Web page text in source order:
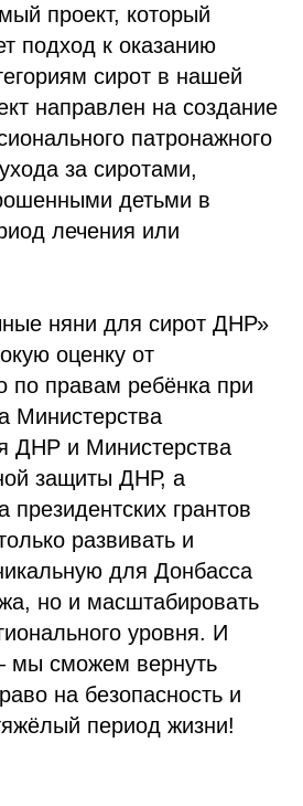
проект, который
подход к оказанию
сирот в нашей
направлен на создание
патронажного
за сиротами,
детьми в
лечения или
няни для сирот ДНР»
оценку от
по правам ребёнка при
Министерства
ДНР и Министерства
защиты ДНР, а
грантов
развивать и
для Донбасса
но и масштабировать
уровня. И
мы сможем вернуть
на безопасность и
период жизни!